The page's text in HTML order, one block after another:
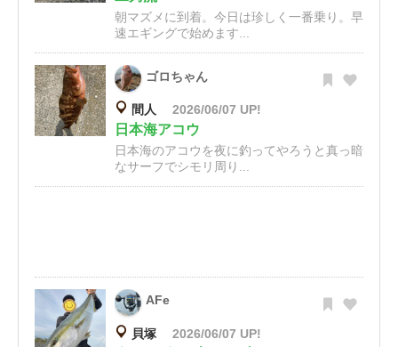
朝マズメに到着。今日は珍しく一番乗り。早
速エギングで始めます...
ゴロちゃん
間人 2026/06/07 UP!
日本海アコウ
日本海のアコウを夜に釣ってやろうと真っ暗
なサーフでシモリ周り...
AFe
貝塚 2026/06/07 UP!